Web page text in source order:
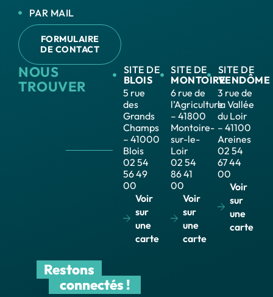
PAR MAIL
FORMULAIRE
DE CONTACT
NOUS
TROUVER
SITE DE
BLOIS
5 rue
des
Grands
Champs
– 41000
Blois
02 54
56 49
00
Voir
sur
une
carte
SITE DE
MONTOIRE
6 rue de
l’Agriculture
– 41800
Montoire-
sur-le-
Loir
02 54
86 41
00
Voir
sur
une
carte
SITE DE
VENDÔME
3 rue de
la Vallée
du Loir
– 41100
Areines
02 54
67 44
00
Voir
sur
une
carte
Restons
connectés !